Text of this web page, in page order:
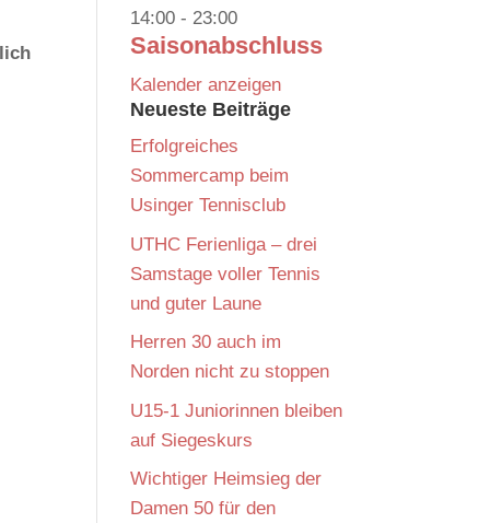
14:00 - 23:00
Saisonabschluss
Kalender anzeigen
Neueste Beiträge
Erfolgreiches
Sommercamp beim
Usinger Tennisclub
UTHC Ferienliga – drei
Samstage voller Tennis
und guter Laune
Herren 30 auch im
Norden nicht zu stoppen
U15-1 Juniorinnen bleiben
auf Siegeskurs
Wichtiger Heimsieg der
Damen 50 für den